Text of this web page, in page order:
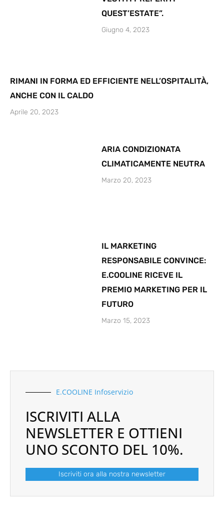
QUEST’ESTATE”.
Giugno 4, 2023
RIMANI IN FORMA ED EFFICIENTE NELL’OSPITALITÀ,
ANCHE CON IL CALDO
Aprile 20, 2023
ARIA CONDIZIONATA
CLIMATICAMENTE NEUTRA
Marzo 20, 2023
IL MARKETING
RESPONSABILE CONVINCE:
E.COOLINE RICEVE IL
PREMIO MARKETING PER IL
FUTURO
Marzo 15, 2023
E.COOLINE Infoservizio
ISCRIVITI ALLA
NEWSLETTER E OTTIENI
UNO SCONTO DEL 10%.
Iscriviti ora alla nostra newsletter